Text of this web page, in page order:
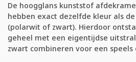
De hoogglans kunststof
hebben exact dezelfde kleur als
(polarwit of zwart). Hierdoor
geheel met een eigentijdse
zwart combineren voor een speels